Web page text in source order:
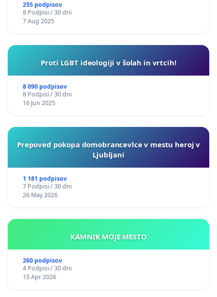
255 podpisov
8 Podpisi / 30 dni
7 Aug 2025
Proti LGBT ideologiji v šolah in vrtcih!
8 090 podpisov
8 Podpisi / 30 dni
16 Jun 2025
Prepoved pokopa domobrancevlce v mestu heroj v
Ljubljani
1 181 podpisov
7 Podpisi / 30 dni
26 May 2026
KAMNIK MOJE MESTO
260 podpisov
4 Podpisi / 30 dni
15 Apr 2026